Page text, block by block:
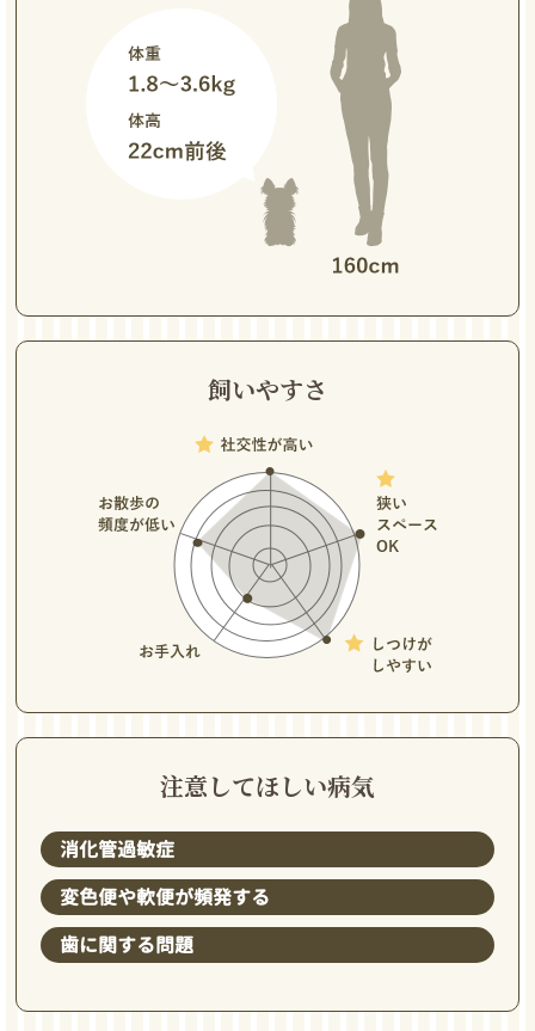
飼いやすさ
注意してほしい病気
消化管過敏症
変色便や軟便が頻発する
歯に関する問題